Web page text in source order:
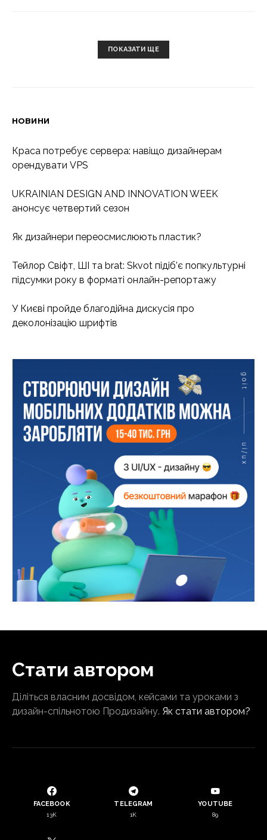
ПОКАЗАТИ ЩЕ
НОВИНИ
Краса потребує сервера: навіщо дизайнерам
орендувати VPS
UKRAINIAN DESIGN AND INNOVATION WEEK
анонсує четвертий сезон
Як дизайнери переосмислюють пластик?
Тейлор Свіфт, ШІ та brat: Skvot підіб’є попкультурні
підсумки року в форматі онлайн-репортажу
У Києві пройде благодійна дискусія про
деколонізацію шрифтів
Стати автором
Діліться власним досвідом, кейсами та уроками з
дизайн-спільнотою Продизайну. Як стати автором?
FACEBOOK
13K
TELEGRAM
1K
YOUTUBE
89